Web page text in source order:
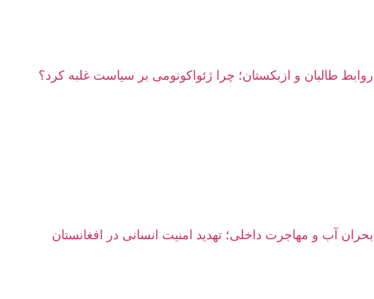
روابط طالبان و ازبکستان؛ چرا ژئواکونومی بر سیاست غلبه کرد؟
بحران آب و مهاجرت داخلی؛ تهدید امنیت انسانی در افغانستان